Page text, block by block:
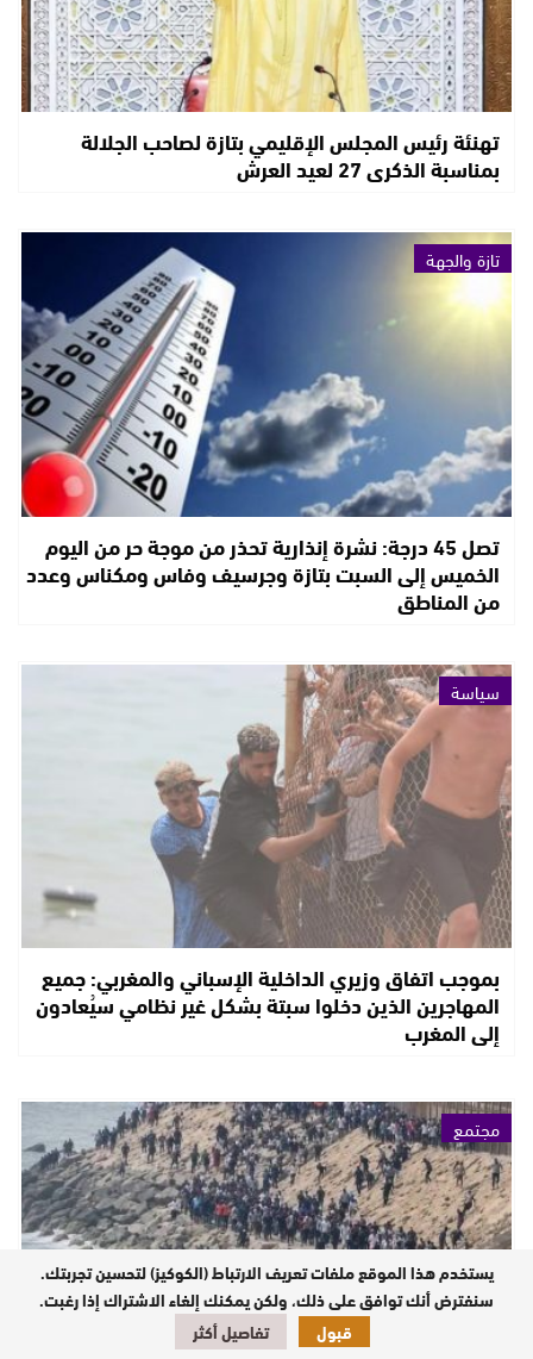
تهنئة رئيس المجلس الإقليمي بتازة لصاحب الجلالة
بمناسبة الذكرى 27 لعيد العرش
تازة والجهة
تصل 45 درجة: نشرة إنذارية تحذر من موجة حر من اليوم
الخميس إلى السبت بتازة وجرسيف وفاس ومكناس وعدد
من المناطق
سياسة
بموجب اتفاق وزيري الداخلية الإسباني والمغربي: جميع
المهاجرين الذين دخلوا سبتة بشكل غير نظامي سيُعادون
إلى المغرب
مجتمع
يستخدم هذا الموقع ملفات تعريف الارتباط (الكوكيز) لتحسين تجربتك.
سنفترض أنك توافق على ذلك، ولكن يمكنك إلغاء الاشتراك إذا رغبت.
قبول
تفاصيل أكثر